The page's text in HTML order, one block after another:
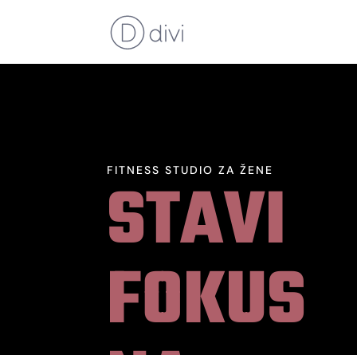
FITNESS STUDIO ZA ŽENE
STAVI
FOKUS